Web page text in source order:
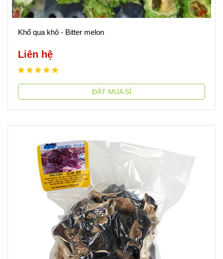
Khổ qua khô - Bitter melon
Liên hệ
ĐẶT MUA SỈ